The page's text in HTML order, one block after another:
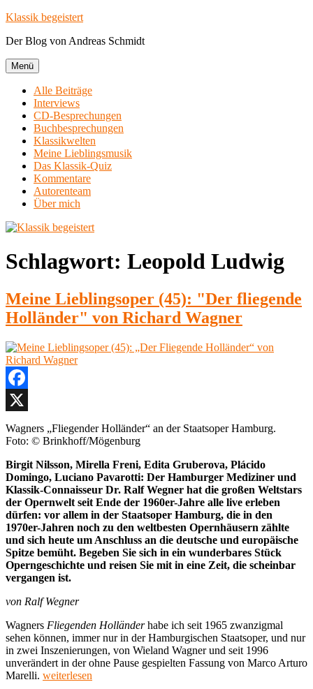
Zum
springen
Klassik begeistert
Der Blog von Andreas Schmidt
Menü
Alle Beiträge
Interviews
CD-Besprechungen
Buchbesprechungen
Klassikwelten
Meine Lieblingsmusik
Das Klassik-Quiz
Kommentare
Autorenteam
Über mich
Schlagwort: Leopold Ludwig
Meine Lieblingsoper (45): "Der fliegende
Holländer" von Richard Wagner
Facebook
X
Wagners „Fliegender Holländer“ an der Staatsoper Hamburg.
Foto: © Brinkhoff/Mögenburg
Birgit Nilsson, Mirella Freni, Edita Gruberova, Plácido
Domingo, Luciano Pavarotti: Der Hamburger Mediziner und
Klassik-Connaisseur Dr. Ralf Wegner hat die großen Weltstars
der Opernwelt seit Ende der 1960er-Jahre alle live erleben
dürfen: vor allem in der Staatsoper Hamburg, die in den
1970er-Jahren noch zu den weltbesten Opernhäusern zählte
und sich heute um Anschluss an die deutsche und europäische
Spitze bemüht. Begeben Sie sich in ein wunderbares Stück
Operngeschichte und reisen Sie mit in eine Zeit, die scheinbar
vergangen ist.
von Ralf Wegner
Wagners Fliegenden Holländerhabe ich seit 1965 zwanzigmal
sehen können, immer nur in der Hamburgischen Staatsoper, und nur
in zwei Inszenierungen, von Wieland Wagner und seit 1996
unverändert in der ohne Pause gespielten Fassung von Marco Arturo
Marelli. „Meine
weiterlesen